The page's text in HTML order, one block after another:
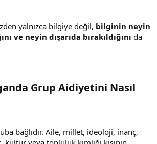
yalnızca bilgiye değil, bilginin neyin
ve neyin dışarıda bırakıldığını da
Grup Aidiyetini Nasıl
bağlıdır. Aile, millet, ideoloji, inanç,